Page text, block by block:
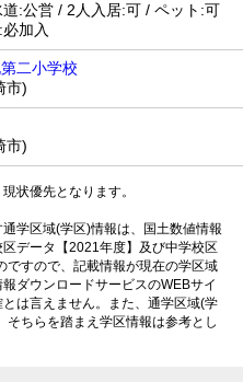
:公営 / 2人入居:可 / ペット:可
加入
二小学校
市)
市)
状優先となります。
学区域(学区)情報は、国土数値情報
データ【2021年度】及び中学校区
すので、記載情報が現在の学区域
ダウンロードサービスのWEBサイ
は言えません。また、通学区域(学
そちらを踏まえ学区情報は参考とし